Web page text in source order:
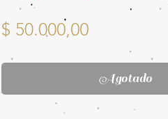
$ 50.000,00Precio
Agotado